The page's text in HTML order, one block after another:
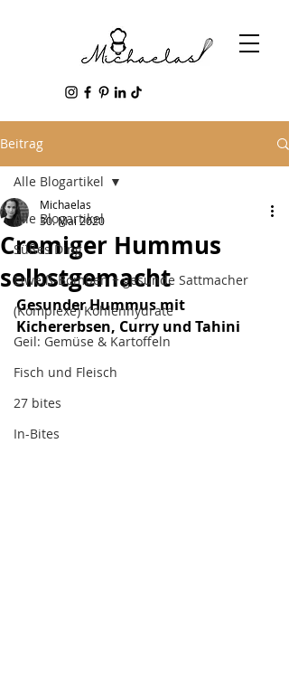
Beitrag
Alle Blogartikel
Süßes Ding
Eiweiß-Bomben + gesunde Sattmacher
(Komplexe) Kohlenhydrate
Geil: Gemüse & Kartoffeln
Fisch und Fleisch
27 bites
In-Bites
Alle Blogartikel
Cremiger Hummus
selbstgemacht
Michaelas
30. Mai 2020
Gesunder Hummus mit
Kichererbsen, Curry und Tahini